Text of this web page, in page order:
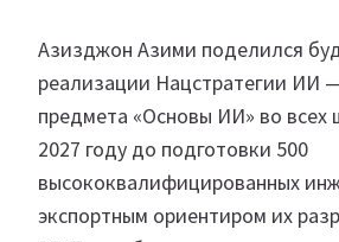
Азизджон Азими поделился
реализации Нацстратегии ИИ
предмета «Основы ИИ» во всех
2027 году до подготовки 500
высококвалифицированных
экспортным ориентиром их